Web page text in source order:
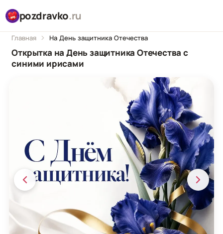
pozdravko.ru
Главная На День защитника Отечества
Открытка на День защитника Отечества с
синими ирисами